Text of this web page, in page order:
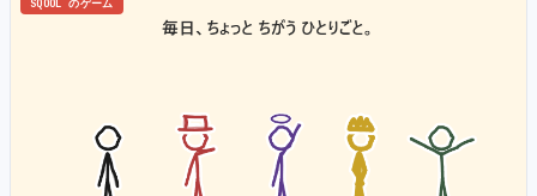
SQOOL のゲーム